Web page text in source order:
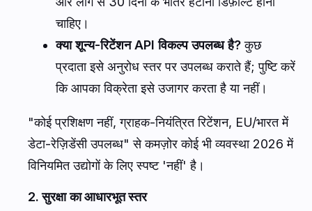
चाहिए।
क्या शून्य-रिटेंशन API विकल्प उपलब्ध है?कुछ
प्रदाता इसे अनुरोध स्तर पर उपलब्ध कराते हैं; पुष्टि करें
कि आपका विक्रेता इसे उजागर करता है या नहीं।
"कोई प्रशिक्षण नहीं, ग्राहक-नियंत्रित रिटेंशन, EU/भारत में
डेटा-रेज़िडेंसी उपलब्ध" से कमज़ोर कोई भी व्यवस्था 2026 में
विनियमित उद्योगों के लिए स्पष्ट 'नहीं' है।
2. सुरक्षा का आधारभूत स्तर